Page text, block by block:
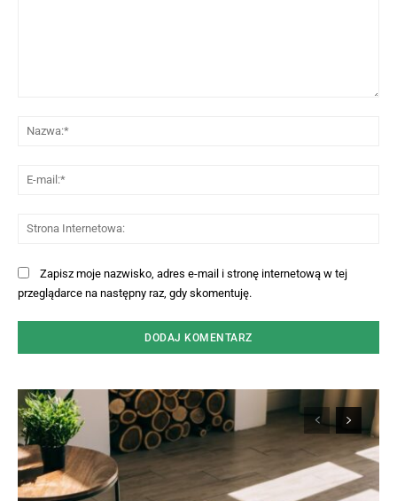
Zapisz moje nazwisko, adres e-mail i stronę internetową w tej
przeglądarce na następny raz, gdy skomentuję.